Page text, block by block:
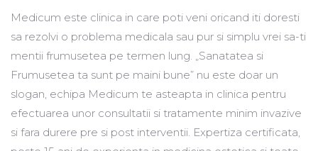
Medicum este clinica in care poti veni oricand iti doresti
sa rezolvi o problema medicala sau pur si simplu vrei sa-ti
mentii frumusetea pe termen lung. „Sanatatea si
Frumusetea ta sunt pe maini bune” nu este doar un
slogan, echipa Medicum te asteapta in clinica pentru
efectuarea unor consultatii si tratamente minim invazive
si fara durere pre si post interventii. Expertiza certificata,